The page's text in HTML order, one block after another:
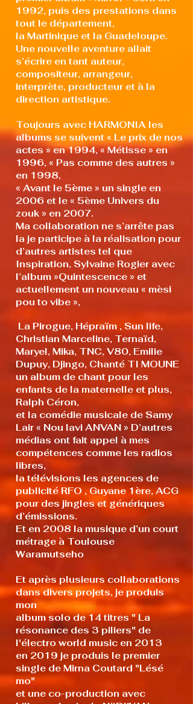
1992, puis des prestations dans
tout le département,
la Martinique et la Guadeloupe.
Une nouvelle aventure allait
s’écrire en tant auteur,
compositeur, arrangeur,
interprète, producteur et à la
direction artistique.
Toujours avec HARMONIA les
albums se suivent « Le prix de nos
actes » en 1994, « Métisse » en
1996, « Pas comme des autres »
en 1998,
« Avant le 5ème » un single en
2006 et le « 5ème Univers du
zouk » en 2007.
Ma collaboration ne s’arrête pas
la je participe à la réalisation pour
d’autres artistes tel que
Inspiration, Sylvaine Rogier avec
l’album »Quintescence » et
actuellement un nouveau « mèsi
pou to vibe »,
La Pirogue, Hépraïm , Sun life,
Christian Marceline, Ternaïd,
Maryel, Mika, TNC, V80, Emilie
Dupuy, Djingo, Chanté TI MOUNE
un album de chant pour les
enfants de la maternelle et plus,
Ralph Céron,
et la comédie musicale de Samy
Lair « Nou lavi ANVAN » D’autres
médias ont fait appel à mes
compétences comme les radios
libres,
la télévisions les agences de
publicité RFO , Guyane 1ère, ACG
pour des jingles et génériques
d’émissions.
Et en 2008 la musique d’un court
métrage à Toulouse
Waramutseho
Et après plusieurs collaborations
dans divers projets, je produis
mon
album solo de 14 titres " La
résonance des 3 piliers" de
l'électro world music en 2013
en 2019 je produis le premier
single de Mirna Coutard "Lésé
mo"
et une co-production avec